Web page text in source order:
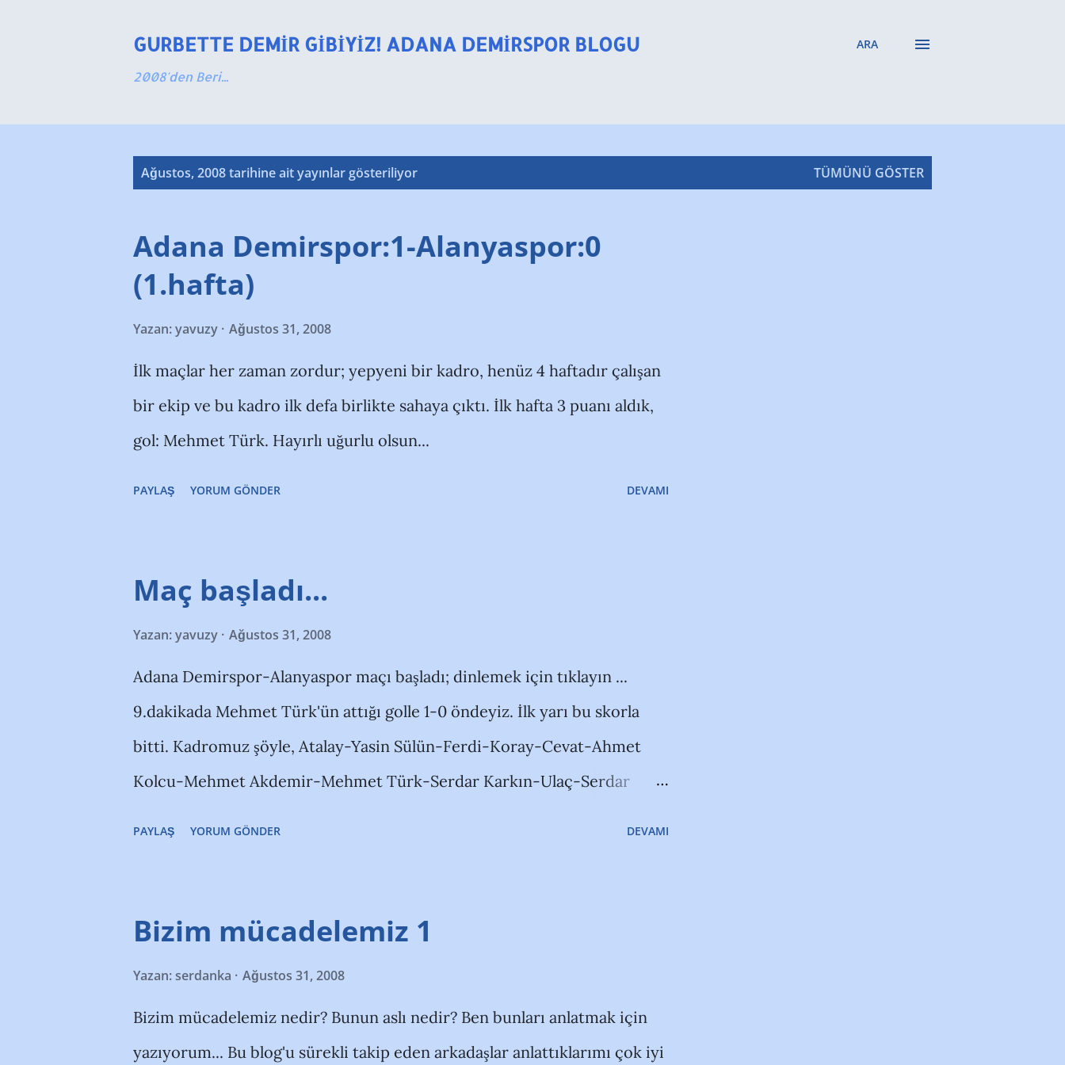
GURBETTE DEMIR GIBIYIZ! ADANA DEMIRSPOR BLOGU
2008'den Beri...
ARA
Ağustos, 2008 tarihine ait yayınlar gösteriliyor TÜMÜNÜ GÖSTER
Adana Demirspor:1-Alanyaspor:0
(1.hafta)
Yazan:yavuzy Ağustos 31, 2008
İlk maçlar her zaman zordur; yepyeni bir kadro, henüz 4 haftadır çalışan
bir ekip ve bu kadro ilk defa birlikte sahaya çıktı. İlk hafta 3 puanı aldık,
gol: Mehmet Türk. Hayırlı uğurlu olsun...
PAYLAŞ YORUM GÖNDER DEVAMI
Maç başladı...
Yazan:yavuzy Ağustos 31, 2008
Adana Demirspor-Alanyaspor maçı başladı; dinlemek için tıklayın ...
9.dakikada Mehmet Türk'ün attığı golle 1-0 öndeyiz. İlk yarı bu skorla
bitti. Kadromuz şöyle, Atalay-Yasin Sülün-Ferdi-Koray-Cevat-Ahmet
Kolcu-Mehmet Akdemir-Mehmet Türk-Serdar Karkın-Ulaç-Serdar
2 Altınordu-Turgutluspor: 0-2 Fethiyespor 3-1 Marmaris Bld.
PAYLAŞ YORUM GÖNDER DEVAMI
Bizim mücadelemiz 1
Yazan:serdanka Ağustos 31, 2008
Bizim mücadelemiz nedir? Bunun aslı nedir? Ben bunları anlatmak için
yazıyorum... Bu blog'u sürekli takip eden arkadaşlar anlattıklarımı çok iyi